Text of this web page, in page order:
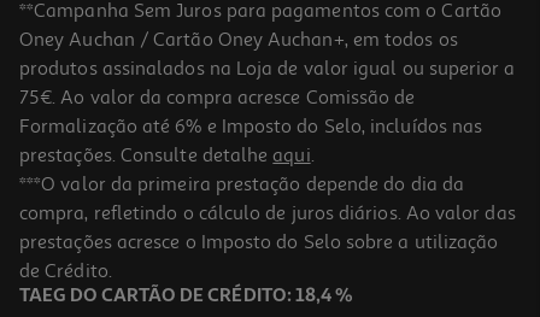
Placa A Gás Teka Gbe 64000 Kb 60 Cm Vidro Preto 4 Queimadores
219.99 €/un
219,99 €
**Campanha Sem Juros para pagamentos com o Cartão
Oney Auchan / Cartão Oney Auchan+, em todos os
produtos assinalados na Loja de valor igual ou superior a
75€. Ao valor da compra acresce Comissão de
Formalização até 6% e Imposto do Selo, incluídos nas
prestações. Consulte detalhe aqui.
***O valor da primeira prestação depende do dia da
compra, refletindo o cálculo de juros diários. Ao valor das
prestações acresce o Imposto do Selo sobre a utilização
de Crédito.
TAEG DO CARTÃO DE CRÉDITO: 18,4 %